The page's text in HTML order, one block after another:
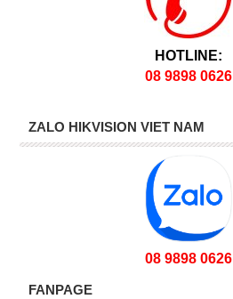
HOTLINE:
08 9898 0626
ZALO HIKVISION VIET NAM
08 9898 0626
FANPAGE